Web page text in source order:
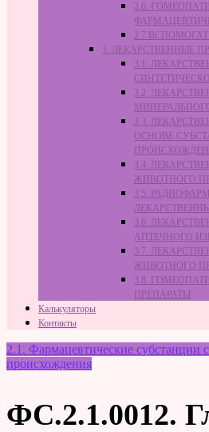
2.6.
2.7
3. ЛЕКАРСТВЕННЫЕ
3.1.
3.2.
3.3.
ОСНОВЕ
3.4.
ЖИВОТНОГО
3.5.
3.6.
АПТЕЧНОГО
3.7.
ЖИВОТНОГО
3.8.
ПРЕПАРАТЫ
Калькуляторы
Контакты
2.1. Фармацевтические субстанции
происхождения
ФС.2.1.0012.